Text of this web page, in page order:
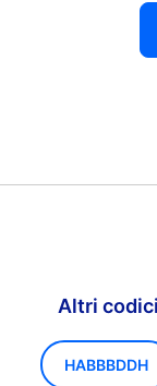
Altri codici
HABBBDDH